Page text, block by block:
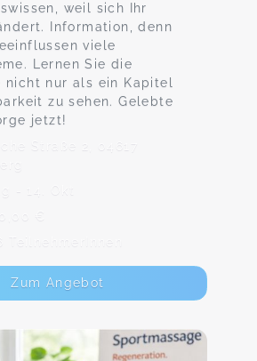
weil sich Ihr
Information, denn
viele
Lernen Sie die
nicht nur als ein Kapitel
zu sehen. Gelebte
jetzt!
Straße 2, 04617
- 14. Okt
€
TeilnehmerInnen
Zum Angebot